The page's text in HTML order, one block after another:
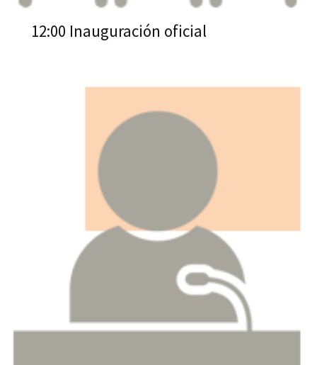
12:00 Inauguración oficial